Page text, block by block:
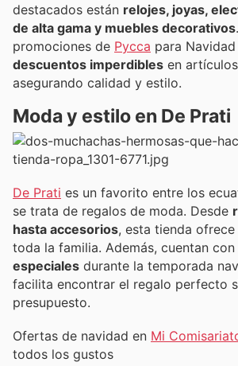
destacados están relojes, joyas,
de alta gama y muebles decorativos
promociones de Pycca para
descuentos imperdibles en
asegurando calidad y estilo.
Moda y estilo en De Prati
De Prati es un favorito entre los
se trata de regalos de moda. Desde
hasta accesorios, esta tienda
toda la familia. Además, cuentan con
especiales durante la temporada
facilita encontrar el regalo perfecto
presupuesto.
Ofertas de navidad en Mi
todos los gustos